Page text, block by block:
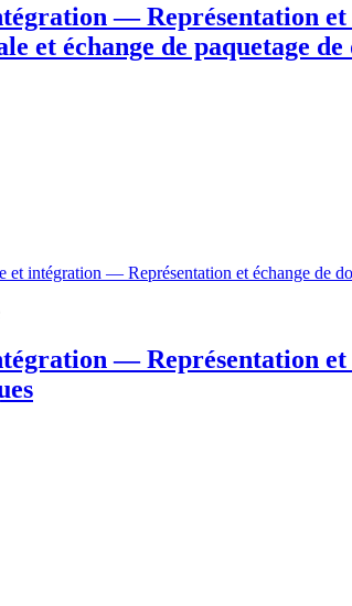
— Représentation
échange de paquetage de
et intégration — Représentation et échange
— Représentation